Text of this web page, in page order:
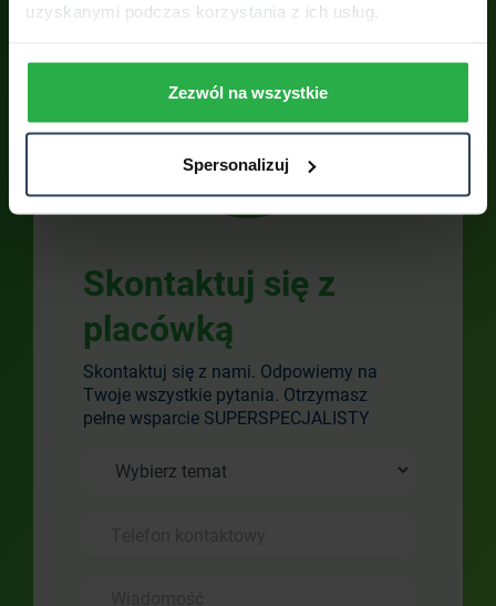
uzyskanymi podczas korzystania z ich usług.
Zezwól na wszystkie
Spersonalizuj
Skontaktuj się z
placówką
Skontaktuj się z nami. Odpowiemy na
Twoje wszystkie pytania. Otrzymasz
pełne wsparcie SUPERSPECJALISTY